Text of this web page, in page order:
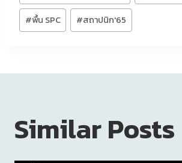
#พื้น SPC #สถาปนิก'65
Similar Posts